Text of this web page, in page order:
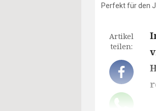
Perfekt für den
Artikel
teilen: